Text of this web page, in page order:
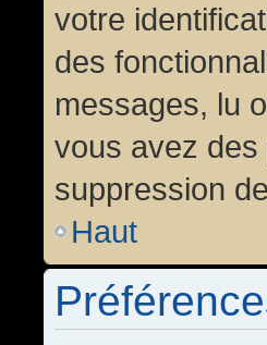
votre
des
messages, lu
vous avez
suppression
Haut